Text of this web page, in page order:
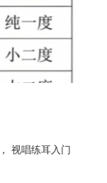
， 视唱练耳入门